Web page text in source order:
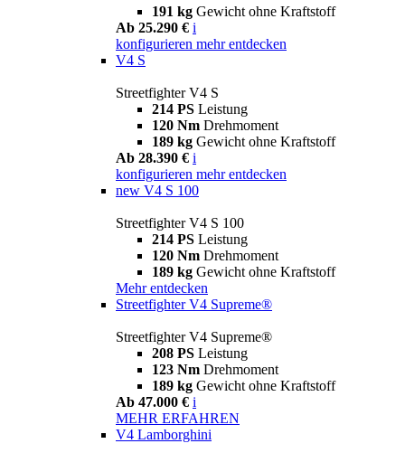
191 kg Gewicht ohne Kraftstoff
Ab 25.290 € i
konfigurieren mehr entdecken
V4 S
Streetfighter V4 S
214 PS Leistung
120 Nm Drehmoment
189 kg Gewicht ohne Kraftstoff
Ab 28.390 € i
konfigurieren mehr entdecken
new V4 S 100
Streetfighter V4 S 100
214 PS Leistung
120 Nm Drehmoment
189 kg Gewicht ohne Kraftstoff
Mehr entdecken
Streetfighter V4 Supreme®
Streetfighter V4 Supreme®
208 PS Leistung
123 Nm Drehmoment
189 kg Gewicht ohne Kraftstoff
Ab 47.000 € i
MEHR ERFAHREN
V4 Lamborghini